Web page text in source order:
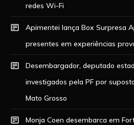
redes Wi-Fi
Apimentei lança Box Surpresa
presentes em experiências
Desembargador, deputado
investigados pela PF por
Mato Grosso
Monja Coen desembarca em